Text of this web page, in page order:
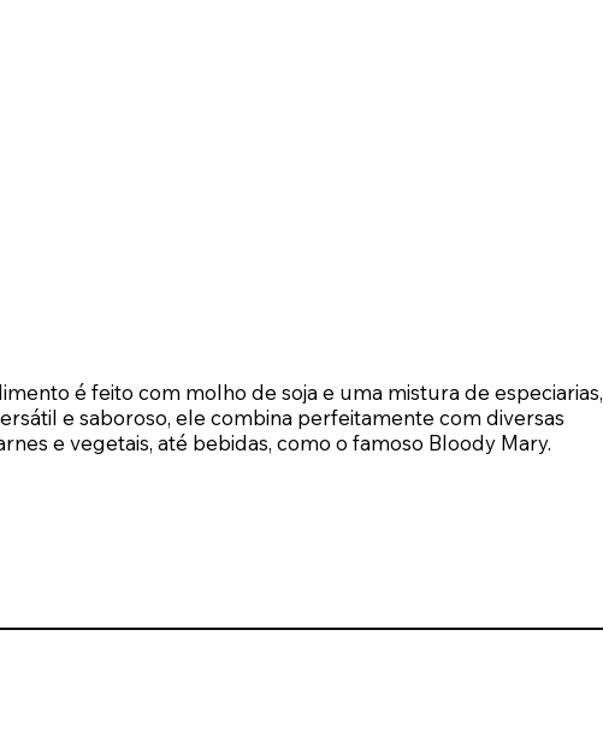
é feito com molho de soja e uma mistura de especiarias,
e saboroso, ele combina perfeitamente com diversas
e vegetais, até bebidas, como o famoso Bloody Mary.